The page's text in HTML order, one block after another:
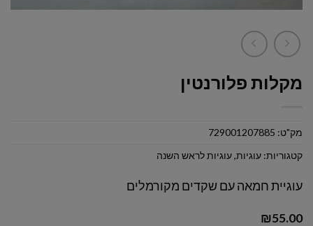
מקלות פלורנטין
מק"ט: 729001207885
קטגוריות: עוגיות,עוגיות לראש השנה
עוגיית חמאה עם שקדים מקורמלים
₪55.00